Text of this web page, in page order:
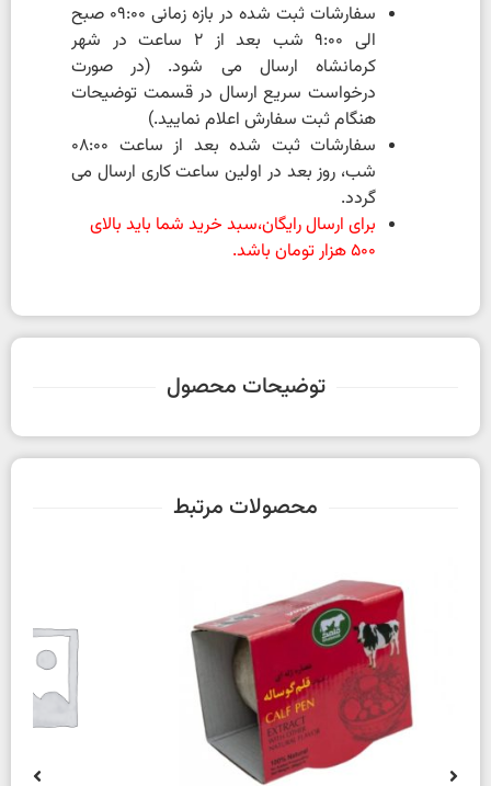
سفارشات ثبت شده در بازه زمانی 09:00 صبح
الی 9:00 شب بعد از 2 ساعت در شهر
کرمانشاه ارسال می شود. (در صورت
درخواست سریع ارسال در قسمت توضیحات
هنگام ثبت سفارش اعلام نمایید.)
سفارشات ثبت شده بعد از ساعت 08:00
شب، روز بعد در اولین ساعت کاری ارسال می
گردد.
برای ارسال رایگان،سبد خرید شما باید بالای
500 هزار تومان باشد.
توضیحات محصول
محصولات مرتبط